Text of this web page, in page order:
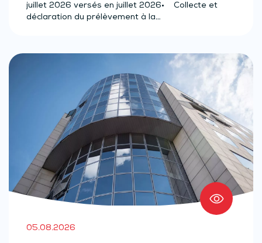
juillet 2026 versés en juillet 2026• Collecte et
déclaration du prélèvement à la…
05.08.2026